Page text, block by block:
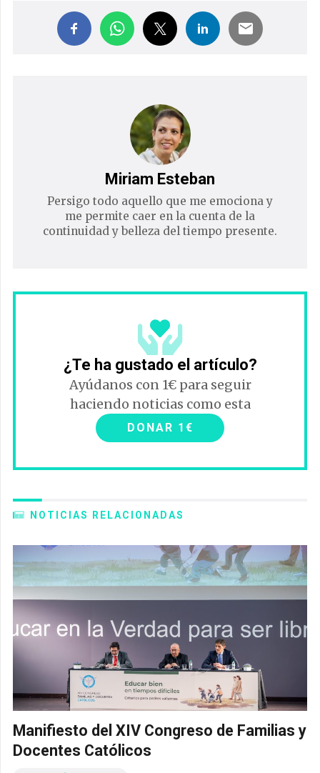
Miriam Esteban
Persigo todo aquello que me emociona y
me permite caer en la cuenta de la
continuidad y belleza del tiempo presente.
¿Te ha gustado el artículo?
Ayúdanos con 1€ para seguir
haciendo noticias como esta
DONAR 1€
NOTICIAS RELACIONADAS
Manifiesto del XIV Congreso de Familias y
Docentes Católicos